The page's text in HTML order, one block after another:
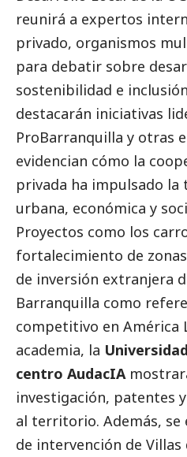
reunirá a expertos
privado, organismos
para debatir sobre
sostenibilidad e
destacarán iniciativas
ProBarranquilla y otras
evidencian cómo la
privada ha impulsado
urbana, económica y
Proyectos como los
fortalecimiento de
de inversión extranjera
Barranquilla como
competitivo en América
academia, la
centro AudacIA
investigación, patentes
al territorio. Además, se
de intervención de Villas